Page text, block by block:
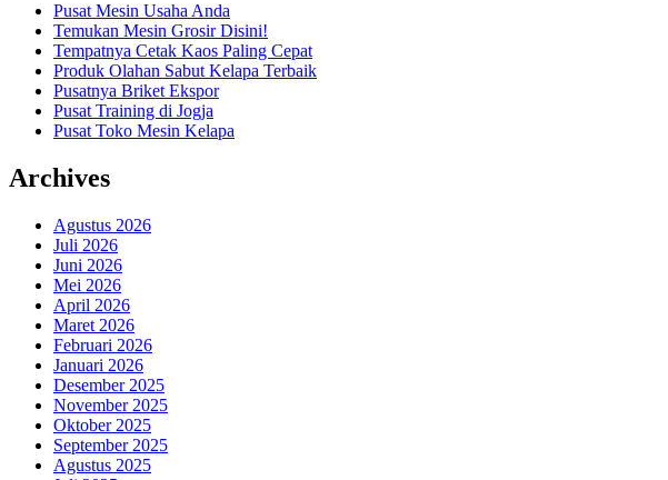
Pusat Mesin Usaha Anda
Temukan Mesin Grosir Disini!
Tempatnya Cetak Kaos Paling Cepat
Produk Olahan Sabut Kelapa Terbaik
Pusatnya Briket Ekspor
Pusat Training di Jogja
Pusat Toko Mesin Kelapa
Archives
Agustus 2026
Juli 2026
Juni 2026
Mei 2026
April 2026
Maret 2026
Februari 2026
Januari 2026
Desember 2025
November 2025
Oktober 2025
September 2025
Agustus 2025